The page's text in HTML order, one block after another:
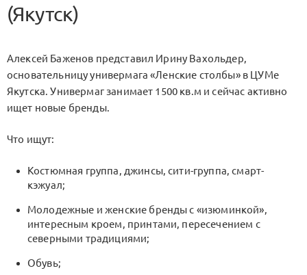
(Якутск)
Алексей Баженов представил Ирину Вахольдер,
основательницу универмага «Ленские столбы» в ЦУМе
Якутска. Универмаг занимает 1500 кв.м и сейчас активно
ищет новые бренды.
Что ищут:
Костюмная группа, джинсы, сити-группа, смарт-
кэжуал;
Молодежные и женские бренды с «изюминкой»,
интересным кроем, принтами, пересечением с
северными традициями;
Обувь;